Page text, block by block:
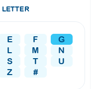
LETTER
E F
G
L M
N
S T
U
Z #